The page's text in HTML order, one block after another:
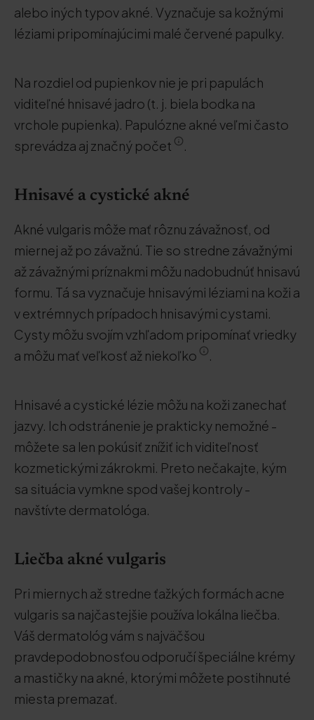
alebo iných typov akné. Vyznačuje sa kožnými
léziami pripomínajúcimi malé červené papulky.
Na rozdiel od pupienkov nie je pri papulách
viditeľné hnisavé jadro (t. j. biela bodka na
vrchole pupienka). Papulózne akné veľmi často
sprevádza aj značný počet
.
Hnisavé a cystické akné
Akné vulgaris môže mať rôznu závažnosť, od
miernej až po závažnú. Tie so stredne závažnými
až závažnými príznakmi môžu nadobudnúť hnisavú
formu. Tá sa vyznačuje hnisavými léziami na koži a
v extrémnych prípadoch hnisavými cystami.
Cysty môžu svojím vzhľadom pripomínať vriedky
a môžu mať veľkosť až niekoľko
.
Hnisavé a cystické lézie môžu na koži zanechať
jazvy. Ich odstránenie je prakticky nemožné -
môžete sa len pokúsiť znížiť ich viditeľnosť
kozmetickými zákrokmi. Preto nečakajte, kým
sa situácia vymkne spod vašej kontroly -
navštívte dermatológa.
Liečba akné vulgaris
Pri miernych až stredne ťažkých formách acne
vulgaris sa najčastejšie používa lokálna liečba.
Váš dermatológ vám s najväčšou
pravdepodobnosťou odporučí špeciálne krémy
a mastičky na akné, ktorými môžete postihnuté
miesta premazať.